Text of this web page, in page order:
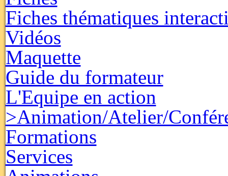
Fiches thématiques
Vidéos
Maquette
Guide du formateur
L'Equipe en action
>Animation/Atelier/
Formations
Services